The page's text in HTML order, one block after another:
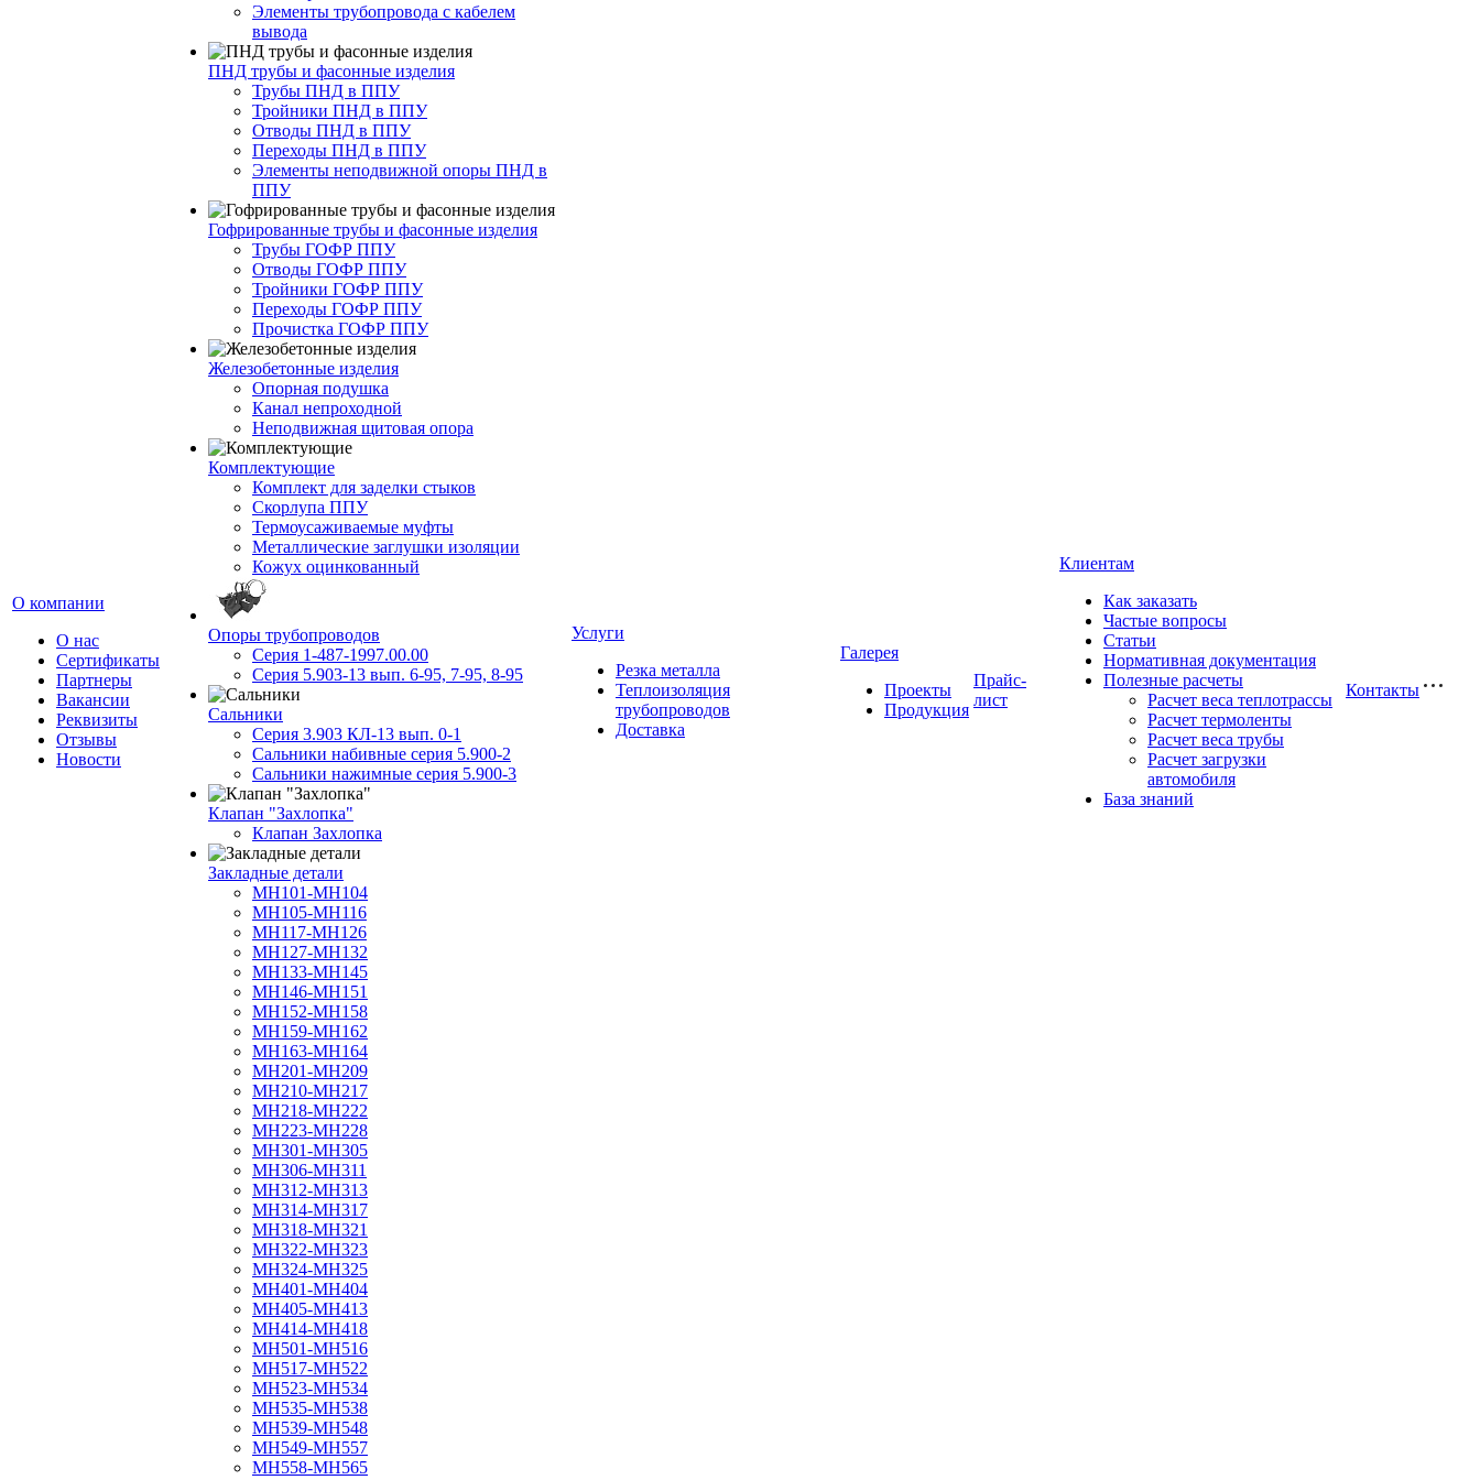
О компании
О нас
Сертификаты
Партнеры
Вакансии
Реквизиты
Отзывы
Новости
Элементы трубопровода с кабелем
вывода
ПНД трубы и фасонные изделия
Трубы ПНД в ППУ
Тройники ПНД в ППУ
Отводы ПНД в ППУ
Переходы ПНД в ППУ
Элементы неподвижной опоры ПНД в
ППУ
Гофрированные трубы и фасонные изделия
Трубы ГОФР ППУ
Отводы ГОФР ППУ
Тройники ГОФР ППУ
Переходы ГОФР ППУ
Прочистка ГОФР ППУ
Железобетонные изделия
Опорная подушка
Канал непроходной
Неподвижная щитовая опора
Комплектующие
Комплект для заделки стыков
Скорлупа ППУ
Термоусаживаемые муфты
Металлические заглушки изоляции
Кожух оцинкованный
Опоры трубопроводов
Серия 1-487-1997.00.00
Серия 5.903-13 вып. 6-95, 7-95, 8-95
Сальники
Серия 3.903 КЛ-13 вып. 0-1
Сальники набивные серия 5.900-2
Сальники нажимные серия 5.900-3
Клапан "Захлопка"
Клапан Захлопка
Закладные детали
МН101-МН104
МН105-МН116
МН117-МН126
МН127-МН132
МН133-МН145
МН146-МН151
МН152-МН158
МН159-МН162
МН163-МН164
МН201-МН209
МН210-МН217
МН218-МН222
МН223-МН228
МН301-МН305
МН306-МН311
МН312-МН313
МН314-МН317
МН318-МН321
МН322-МН323
МН324-МН325
МН401-МН404
МН405-МН413
МН414-МН418
МН501-МН516
МН517-МН522
МН523-МН534
МН535-МН538
МН539-МН548
МН549-МН557
МН558-МН565
Услуги
Резка металла
Теплоизоляция
трубопроводов
Доставка
Галерея
Проекты
Продукция
Прайс-
лист
Клиентам
Как заказать
Частые вопросы
Статьи
Нормативная документация
Полезные расчеты
Расчет веса теплотрассы
Расчет термоленты
Расчет веса трубы
Расчет загрузки
автомобиля
База знаний
Контакты